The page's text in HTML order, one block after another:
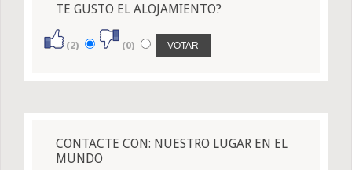
TE GUSTO EL ALOJAMIENTO?
(2) (0)
CONTACTE CON: NUESTRO LUGAR EN EL
MUNDO